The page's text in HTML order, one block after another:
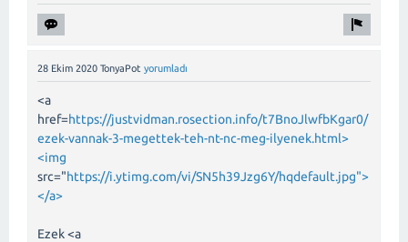
28 Ekim 2020 TonyaPot yorumladı
<a
href=https://justvidman.rosection.info/t7BnoJlwfbKgar0/
ezek-vannak-3-megettek-teh-nt-nc-meg-ilyenek.html>
<img
src="https://i.ytimg.com/vi/SN5h39Jzg6Y/hqdefault.jpg">
</a>
Ezek <a